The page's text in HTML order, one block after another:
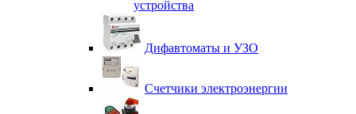
устройства
Дифавтоматы и УЗО
Счетчики электроэнергии